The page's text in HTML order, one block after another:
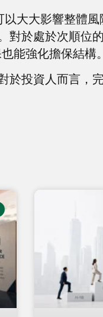
大大影響整體
對於處於次順位
能強化擔保結構。
於投資人而言，